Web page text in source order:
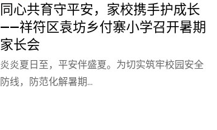
同心共育守平安，家校携手护成长
——祥符区袁坊乡付寨小学召开暑期
家长会
炎炎夏日至，平安伴盛夏。为切实筑牢校园安全
防线，防范化解暑期…